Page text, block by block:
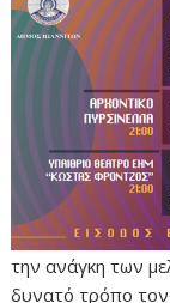
την ανάγκη των
δυνατό τρόπο τον